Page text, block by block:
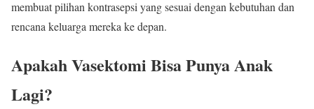
membuat pilihan kontrasepsi yang sesuai dengan kebutuhan dan
rencana keluarga mereka ke depan.
Apakah Vasektomi Bisa Punya Anak
Lagi?